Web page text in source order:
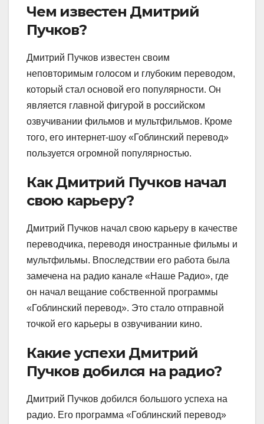
Чем известен Дмитрий
Пучков?
Дмитрий Пучков известен своим
неповторимым голосом и глубоким переводом,
который стал основой его популярности. Он
является главной фигурой в российском
озвучивании фильмов и мультфильмов. Кроме
того, его интернет-шоу «Гоблинский перевод»
пользуется огромной популярностью.
Как Дмитрий Пучков начал
свою карьеру?
Дмитрий Пучков начал свою карьеру в качестве
переводчика, переводя иностранные фильмы и
мультфильмы. Впоследствии его работа была
замечена на радио канале «Наше Радио», где
он начал вещание собственной программы
«Гоблинский перевод». Это стало отправной
точкой его карьеры в озвучивании кино.
Какие успехи Дмитрий
Пучков добился на радио?
Дмитрий Пучков добился большого успеха на
радио. Его программа «Гоблинский перевод»